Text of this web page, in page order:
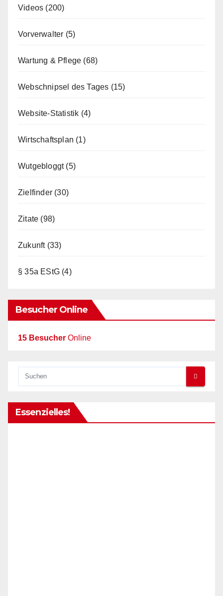
Videos (200)
Vorverwalter (5)
Wartung & Pflege (68)
Webschnipsel des Tages (15)
Website-Statistik (4)
Wirtschaftsplan (1)
Wutgebloggt(5)
Zielfinder (30)
Zitate (98)
Zukunft(33)
§ 35a EStG (4)
Besucher Online
15 Besucher Online
Essenzielles!